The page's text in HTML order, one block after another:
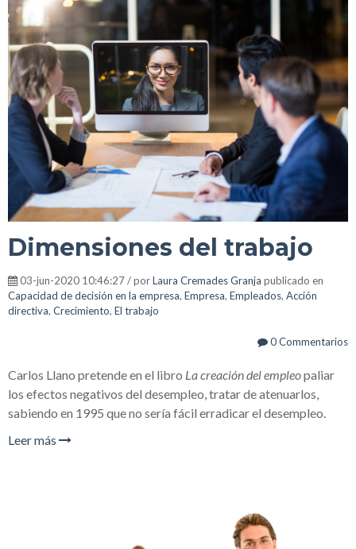
Dimensiones del trabajo
03-jun-2020 10:46:27 / porLaura Cremades Granja publicado en
Capacidad de decisión en la empresa, Empresa, Empleados, Acción
directiva, Crecimiento, El trabajo
0 Commentarios
Carlos Llano pretende en el libro La creación del empleopaliar
los efectos negativos del desempleo, tratar de atenuarlos,
sabiendo en 1995 que no sería fácil erradicar el desempleo.
Leer más